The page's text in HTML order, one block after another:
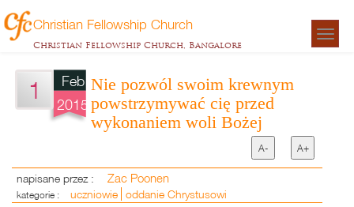
Christian Fellowship Church
Christian Fellowship Church, Bangalore
1
Feb
2015
Nie pozwól swoim krewnym
powstrzymywać cię przed
wykonaniem woli Bożej
A- A+
napisane przez : Zac Poonen
kategorie : uczniowie oddanie Chrystusowi